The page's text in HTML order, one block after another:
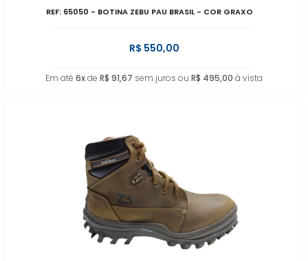
REF: 65050 - BOTINA ZEBU PAU BRASIL - COR GRAXO
R$ 550,00
Em até 6xde R$ 91,67 sem juros ou R$ 495,00 à vista